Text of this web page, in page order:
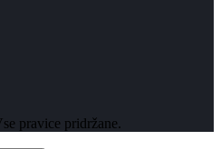
pravice pridržane.